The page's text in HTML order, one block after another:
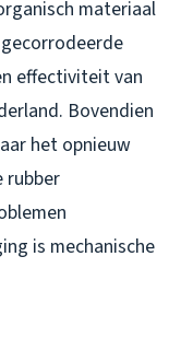
materiaal
effectiviteit van
Bovendien
het opnieuw
rubber
is mechanische